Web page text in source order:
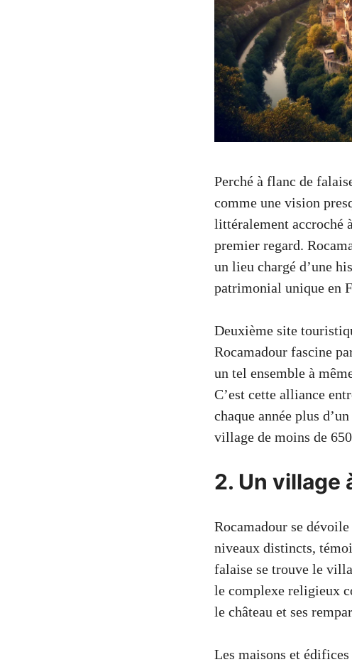
Perché à flanc de
comme une vision
littéralement accroché
premier regard.
un lieu chargé d’une
patrimonial unique en
Deuxième site
Rocamadour fascine
un tel ensemble à
C’est cette alliance
chaque année plus
village de moins de
2. Un village
Rocamadour se
niveaux distincts,
falaise se trouve le
le complexe religieux
le château et ses
Les maisons et